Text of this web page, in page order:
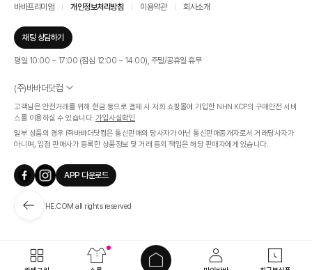
바바프리미엄 개인정보처리방침 이용약관 회사소개
채팅 상담하기
평일 10:00 ~ 17:00 (점심 12:00 ~ 14:00), 주말/공휴일 휴무
(주)바바더닷컴
서울특별시 서초구 신반포로 339, 논현빌딩 (대표이사 : 문인식)
사업자 등록번호 569-86-01308
통신판매업신고번호 제 2019 - 서울 서초 - 1268호
개인정보관리책임자 : 김효영
인증범위
온라인 쇼핑몰 서비스(바바더닷컴)
유효기간
2024.07.17 ~ 2027.07.16
고객님은 안전거래를 위해 현금 등으로 결제 시 저희 쇼핑몰에 가입한 NHN KCP의 구매안전 서비
스를 이용하실 수 있습니다. 가입사실확인
일부 상품의 경우 ㈜바바더닷컴은 통신판매의 당사자가 아닌 통신판매중개자로서 거래당사자가
아니며, 입점 판매사가 등록한 상품정보 및 거래 등의 책임은 해당 판매자에게 있습니다.
APP 다운로드
ⓒ BABATHE.COM all rights reserved